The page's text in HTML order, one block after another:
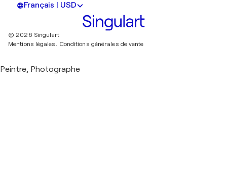
Français | USD
© 2026 Singulart
Mentions légales. Conditions générales de vente
Peintre, Photographe